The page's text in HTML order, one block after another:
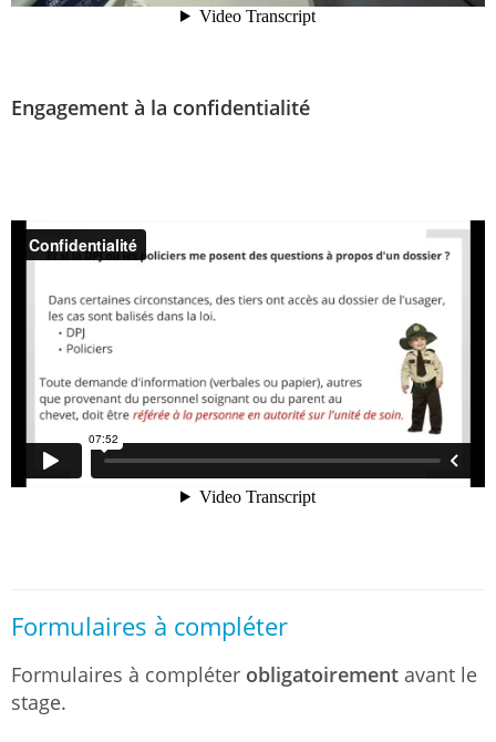
Engagement à la confidentialité
Formulaires à compléter
Formulaires à compléter obligatoirement avant le
stage.